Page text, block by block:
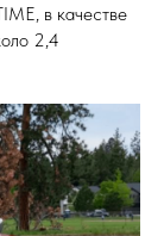
в качестве
2,4